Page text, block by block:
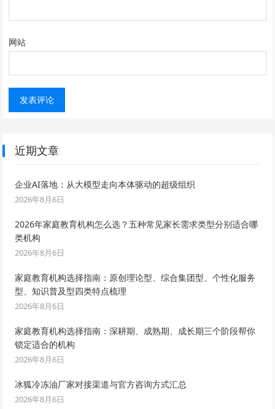
网站
近期文章
企业AI落地：从大模型走向本体驱动的超级组织
2026年8月6日
2026年家庭教育机构怎么选？五种常见家长需求类型分别适合哪
类机构
2026年8月6日
家庭教育机构选择指南：原创理论型、综合集团型、个性化服务
型、知识普及型四类特点梳理
2026年8月6日
家庭教育机构选择指南：深耕期、成熟期、成长期三个阶段帮你
锁定适合的机构
2026年8月6日
冰狐冷冻油厂家对接渠道与官方咨询方式汇总
2026年8月6日